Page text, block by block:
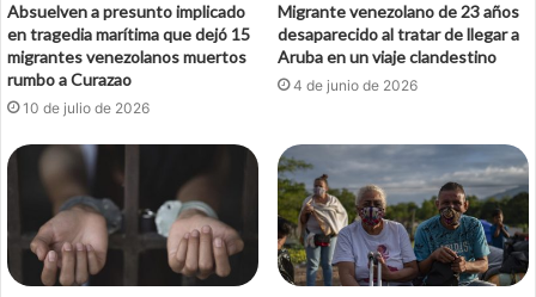
Absuelven a presunto implicado
en tragedia marítima que dejó 15
migrantes venezolanos muertos
rumbo a Curazao
10 de julio de 2026
Migrante venezolano de 23 años
desaparecido al tratar de llegar a
Aruba en un viaje clandestino
4 de junio de 2026